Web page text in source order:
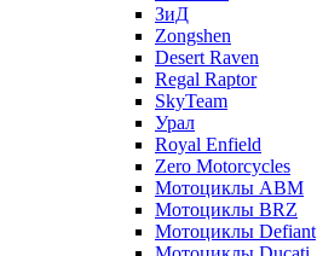
ЗиД
Zongshen
Desert Raven
Regal Raptor
SkyTeam
Урал
Royal Enfield
Zero Motorcycles
Мотоциклы ABM
Мотоциклы BRZ
Мотоциклы Defiant